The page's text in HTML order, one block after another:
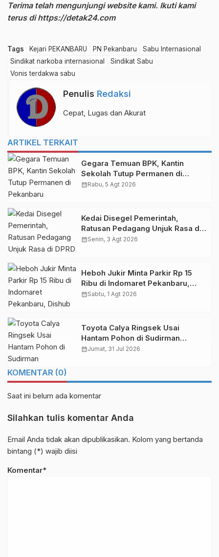
Terima telah mengunjungi website kami. Ikuti kami
terus dihttps://detak24.com
Tags Kejari PEKANBARU PN Pekanbaru
Sabu Internasional
Sindikat narkoba internasional
Sindikat Sabu
Vonis terdakwa sabu
Penulis Redaksi
Cepat, Lugas dan Akurat
ARTIKEL TERKAIT
Gegara Temuan BPK, Kantin
Sekolah Tutup Permanen di
Pekanbaru
calendar_monthRabu, 5 Agt 2026
Kedai Disegel Pemerintah,
Ratusan Pedagang Unjuk Rasa di
DPRD Pekanbaru
calendar_monthSenin, 3 Agt 2026
Heboh Jukir Minta Parkir Rp 15
Ribu di Indomaret Pekanbaru,
Dishub Terjunkan Personel
calendar_monthSabtu, 1 Agt 2026
Toyota Calya Ringsek Usai
Hantam Pohon di Sudirman
Pekanbaru
calendar_monthJumat, 31 Jul 2026
KOMENTAR (0)
Saat ini belum ada komentar
Silahkan tulis komentar Anda
Email Anda tidak akan dipublikasikan. Kolom yang bertanda
bintang (*) wajib diisi
Komentar*